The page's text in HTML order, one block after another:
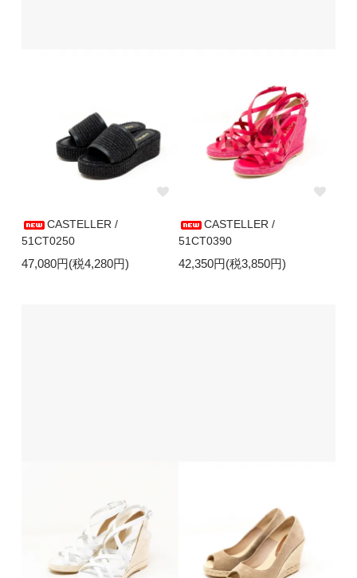
CASTELLER /
51CT0250
47,080円(税4,280円)
CASTELLER /
51CT0390
42,350円(税3,850円)